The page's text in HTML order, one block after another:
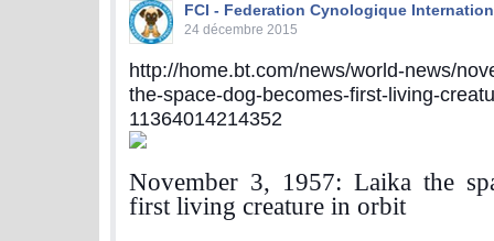
FCI - Federation Cynologique
24 décembre 2015
http://home.bt.com/news/world-news/
the-space-dog-becomes-first-living-
11364014214352
November 3, 1957: Laika the
first living creature in orbit